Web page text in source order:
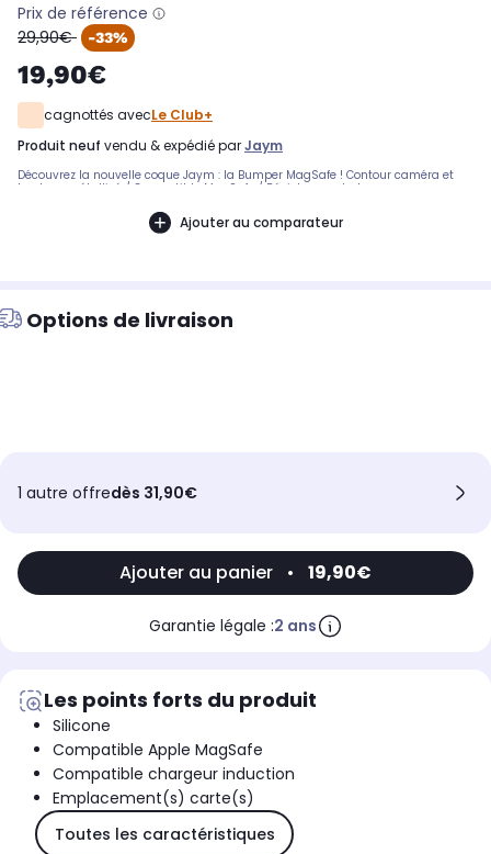
Prix de référence
oldPrice
29,90€ -33%
19,90€
cagnottés avecLe Club+
produit neuf vendu & expédié parJaym
Découvrez la nouvelle coque Jaym : la Bumper MagSafe ! Contour caméra et
boutons métallisé / Compatible MagSafe / Résiste aux chutes
Ajouter au comparateur
Options de livraison
1 autre offredès 31,90€
Ajouter au panier • 19,90€
Garantie légale :2 ans
Les points forts du produit
Silicone
Compatible Apple MagSafe
Compatible chargeur induction
Emplacement(s) carte(s)
Toutes les caractéristiques